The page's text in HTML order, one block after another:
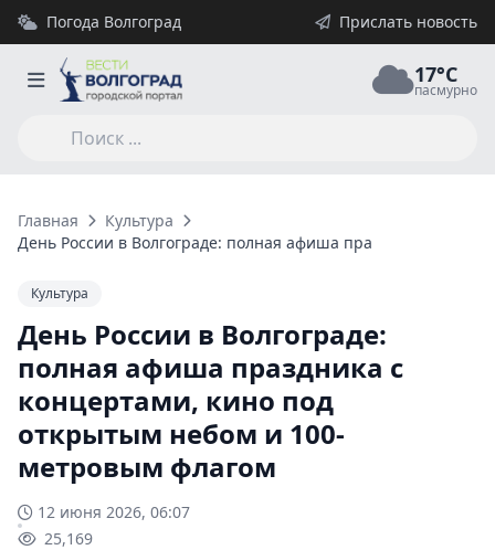
Погода Волгоград Прислать новость
17°C
пасмурно
Главная
Культура
День России в Волгограде: полная афиша праздника с
Культура
День России в Волгограде:
полная афиша праздника с
концертами, кино под
открытым небом и 100-
метровым флагом
12 июня 2026, 06:07
25,169